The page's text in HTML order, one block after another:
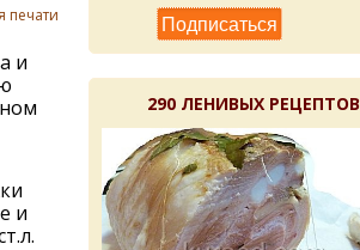
печати
и
и
290 ЛЕНИВЫХ РЕЦЕПТОВ